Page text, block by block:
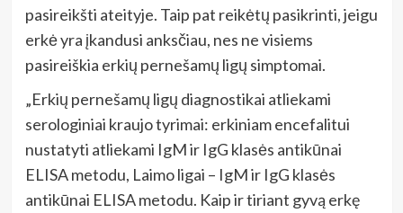
pasireikšti ateityje. Taip pat reikėtų pasikrinti, jeigu
erkė yra įkandusi anksčiau, nes ne visiems
pasireiškia erkių pernešamų ligų simptomai.
„Erkių pernešamų ligų diagnostikai atliekami
serologiniai kraujo tyrimai: erkiniam encefalitui
nustatyti atliekami IgM ir IgG klasės antikūnai
ELISA metodu, Laimo ligai – IgM ir IgG klasės
antikūnai ELISA metodu. Kaip ir tiriant gyvą erkę